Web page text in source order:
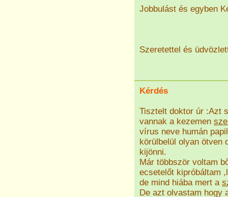
Jobbulást és egyben
Szeretettel és
Kérdés
Tisztelt doktor úr :Azt
vannak a kezemen
vírus neve humán
körülbelül olyan ötven
kijönni.
Már többször voltam
ecsetelőt kipróbáltam
de mind hiába mert a
De azt olvastam hogy